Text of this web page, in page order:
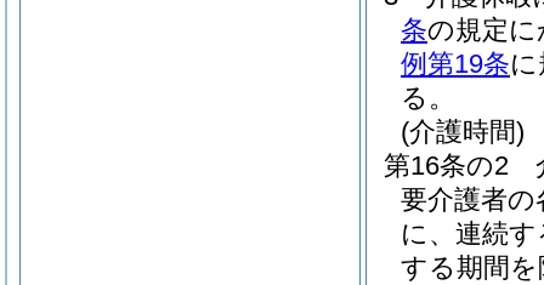
条の規定
例第19条
る。
(介護時間)
第16条の2
要介護者
に、連続
する期間